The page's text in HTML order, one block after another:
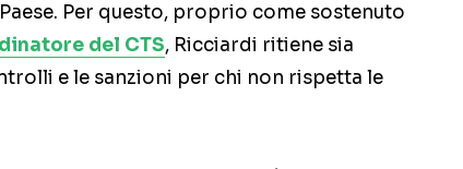
Per questo, proprio come sostenuto
del CTS, Ricciardi ritiene sia
e le sanzioni per chi non rispetta le